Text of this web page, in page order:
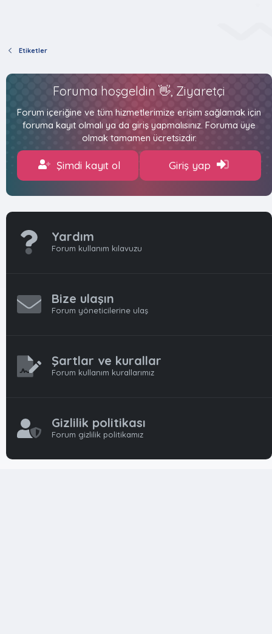
Etiketler
Foruma hoşgeldin 👋, Ziyaretçi
Forum içeriğine ve tüm hizmetlerimize erişim sağlamak için
foruma kayıt olmalı ya da giriş yapmalısınız. Foruma üye
olmak tamamen ücretsizdir.
Şimdi kayıt ol Giriş yap
Yardım
Forum kullanım kılavuzu
Bize ulaşın
Forum yöneticilerine ulaş
Şartlar ve kurallar
Forum kullanım kurallarımız
Gizlilik politikası
Forum gizlilik politikamız